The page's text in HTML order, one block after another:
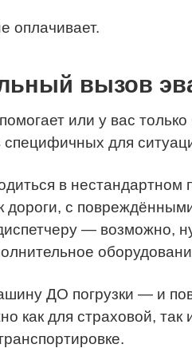
оплачивает.
вызов
или у вас
специфичных для
в нестандартном
дороги, с
— возможно,
ДО погрузки — и
как для страховой, так